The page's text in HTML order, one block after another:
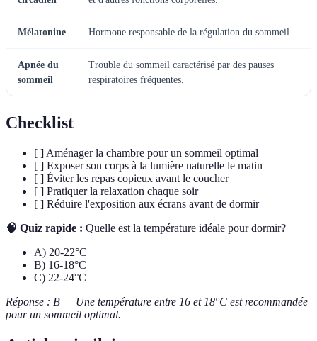
Mélatonine Hormone responsable de la régulation du sommeil.
Apnée du
sommeil
Trouble du sommeil caractérisé par des pauses
respiratoires fréquentes.
Checklist
[ ] Aménager la chambre pour un sommeil optimal
[ ] Exposer son corps à la lumière naturelle le matin
[ ] Éviter les repas copieux avant le coucher
[ ] Pratiquer la relaxation chaque soir
[ ] Réduire l'exposition aux écrans avant de dormir
🧠 Quiz rapide : Quelle est la température idéale pour dormir?
A) 20-22°C
B) 16-18°C
C) 22-24°C
Réponse : B — Une température entre 16 et 18°C est recommandée
pour un sommeil optimal.